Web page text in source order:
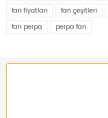
Ürün resmi kalitesiz,
Ürün bilgilerinde
fan fiyatları
fan çeşitleri
fan perpa
perpa fan